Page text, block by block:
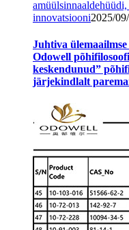
innovatsiooni2025/
Juhtiva
Odowell
keskendunud”
järjekindlalt